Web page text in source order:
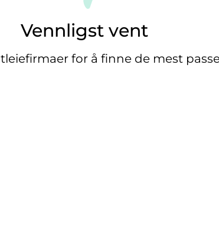
Vennligst vent
for å finne de mest